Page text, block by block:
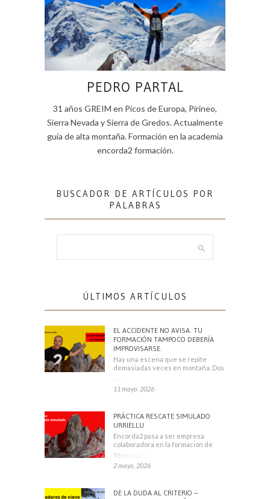
PEDRO PARTAL
31 años GREIM en Picos de Europa, Pirineo,
Sierra Nevada y Sierra de Gredos. Actualmente
guía de alta montaña. Formación en la academia
encorda2 formación.
BUSCADOR DE ARTÍCULOS POR
PALABRAS
ÚLTIMOS ARTÍCULOS
EL ACCIDENTE NO AVISA. TU
FORMACIÓN TAMPOCO DEBERÍA
IMPROVISARSE.
Hay una escena que se repite
demasiadas veces en montaña. Dos
11 mayo, 2026
PRÁCTICA RESCATE SIMULADO
URRIELLU
Encorda2 pasa a ser empresa
colaboradora en la formación de
Técnicos Deportivos
2 mayo, 2026
DE LA DUDA AL CRITERIO –